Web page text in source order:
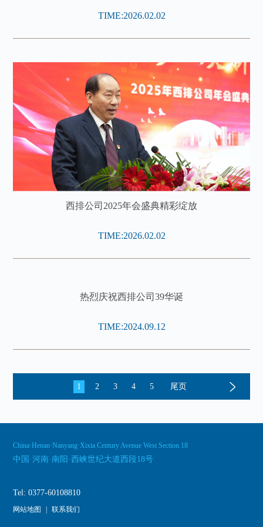
TIME:2026.02.02
西排公司2025年会盛典精彩绽放
TIME:2026.02.02
热烈庆祝西排公司39华诞
TIME:2024.09.12
1 2 3 4 5 尾页
China·Henan·Nanyang·Xixia Century Avenue West Section 18
中国·河南·南阳·西峡世纪大道西段18号
Tel: 0377-60108810
网站地图 | 联系我们